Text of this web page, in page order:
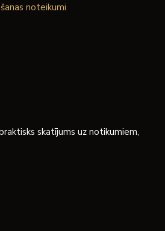
noteikumi
skatījums uz notikumiem,